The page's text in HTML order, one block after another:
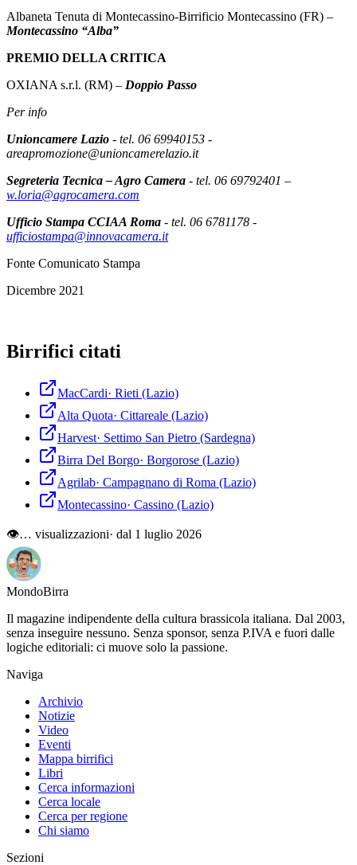
Albaneta Tenuta di Montecassino-Birrificio Montecassino (FR) –
Montecassino “Alba”
PREMIO DELLA CRITICA
OXIANA s.r.l. (RM) – Doppio Passo
Per info
Unioncamere Lazio - tel. 06 69940153 -
areapromozione@unioncamerelazio.it
Segreteria Tecnica – Agro Camera - tel. 06 69792401 –
w.loria@agrocamera.com
Ufficio Stampa CCIAA Roma - tel. 06 6781178 -
ufficiostampa@innovacamera.it
Fonte Comunicato Stampa
Dicembre 2021
Birrifici citati
MacCardi· Rieti (Lazio)
Alta Quota· Cittareale (Lazio)
Harvest· Settimo San Pietro (Sardegna)
Birra Del Borgo· Borgorose (Lazio)
Agrilab· Campagnano di Roma (Lazio)
Montecassino· Cassino (Lazio)
👁… visualizzazioni· dal 1 luglio 2026
MondoBirra
Il magazine indipendente della cultura brassicola italiana. Dal 2003,
senza inseguire nessuno. Senza sponsor, senza P.IVA e fuori dalle
logiche editoriali: ci muove solo la passione.
Naviga
Archivio
Notizie
Video
Eventi
Mappa birrifici
Libri
Cerca informazioni
Cerca locale
Cerca per regione
Chi siamo
Sezioni